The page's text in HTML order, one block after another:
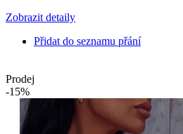
Zobrazit detaily
Přidat do seznamu přání
Prodej
-15%